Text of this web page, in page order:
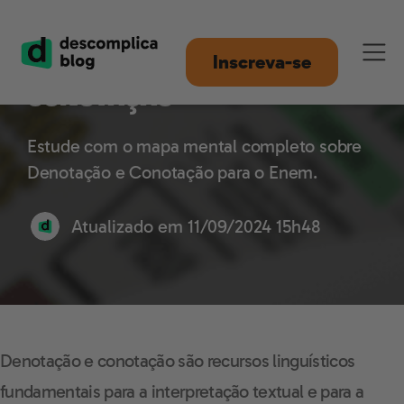
Inscreva-se
Mapa Mental Denotação e
Conotação
Estude com o mapa mental completo sobre
Denotação e Conotação para o Enem.
Atualizado em 11/09/2024 15h48
Denotação e conotação são recursos linguísticos
fundamentais para a interpretação textual e para a